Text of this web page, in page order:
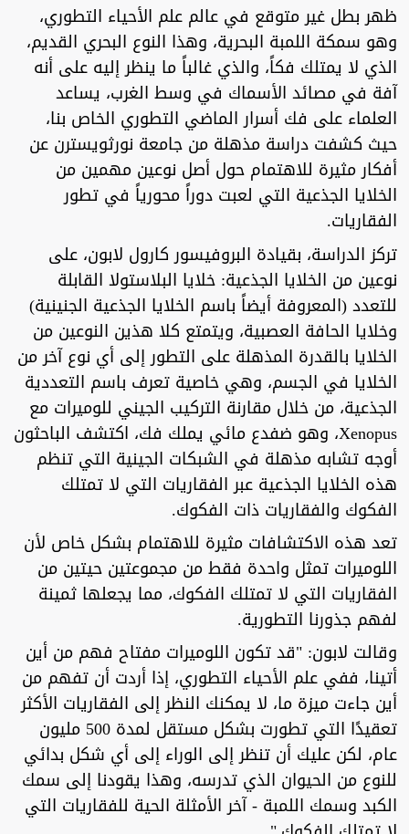
ظهر بطل غير متوقع في عالم علم الأحياء التطوري،
وهو سمكة اللمبة البحرية، وهذا النوع البحري القديم،
الذي لا يمتلك فكاً، والذي غالباً ما ينظر إليه على أنه
آفة في مصائد الأسماك في وسط الغرب، يساعد
العلماء على فك أسرار الماضي التطوري الخاص بنا،
حيث كشفت دراسة مذهلة من جامعة نورثويسترن عن
أفكار مثيرة للاهتمام حول أصل نوعين مهمين من
الخلايا الجذعية التي لعبت دوراً محورياً في تطور
الفقاريات.
تركز الدراسة، بقيادة البروفيسور كارول لابون، على
نوعين من الخلايا الجذعية: خلايا البلاستولا القابلة
للتعدد (المعروفة أيضاً باسم الخلايا الجذعية الجنينية)
وخلايا الحافة العصبية، ويتمتع كلا هذين النوعين من
الخلايا بالقدرة المذهلة على التطور إلى أي نوع آخر من
الخلايا في الجسم، وهي خاصية تعرف باسم التعددية
الجذعية، من خلال مقارنة التركيب الجيني للوميرات مع
Xenopus، وهو ضفدع مائي يملك فك، اكتشف الباحثون
أوجه تشابه مذهلة في الشبكات الجينية التي تنظم
هذه الخلايا الجذعية عبر الفقاريات التي لا تمتلك
الفكوك والفقاريات ذات الفكوك.
تعد هذه الاكتشافات مثيرة للاهتمام بشكل خاص لأن
اللوميرات تمثل واحدة فقط من مجموعتين حيتين من
الفقاريات التي لا تمتلك الفكوك، مما يجعلها ثمينة
لفهم جذورنا التطورية.
وقالت لابون: "قد تكون اللوميرات مفتاح فهم من أين
أتينا، ففي علم الأحياء التطوري، إذا أردت أن تفهم من
أين جاءت ميزة ما، لا يمكنك النظر إلى الفقاريات الأكثر
تعقيدًا التي تطورت بشكل مستقل لمدة 500 مليون
عام، لكن عليك أن تنظر إلى الوراء إلى أي شكل بدائي
للنوع من الحيوان الذي تدرسه، وهذا يقودنا إلى سمك
الكبد وسمك اللمبة - آخر الأمثلة الحية للفقاريات التي